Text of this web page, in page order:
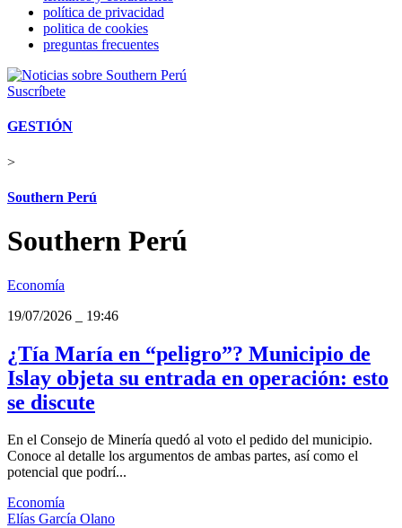
política de privacidad
politica de cookies
preguntas frecuentes
Suscríbete
GESTIÓN
>
Southern Perú
Southern Perú
Economía
19/07/2026
19:46
¿Tía María en “peligro”? Municipio de
Islay objeta su entrada en operación: esto
se discute
En el Consejo de Minería quedó al voto el pedido del municipio.
Conoce al detalle los argumentos de ambas partes, así como el
potencial que podrí...
Economía
Elías García Olano